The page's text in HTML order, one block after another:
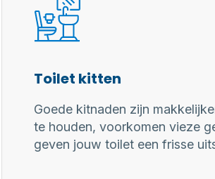
Toilet kitten
Goede kitnaden zijn
te houden, voorkomen vieze
geven jouw toilet een frisse